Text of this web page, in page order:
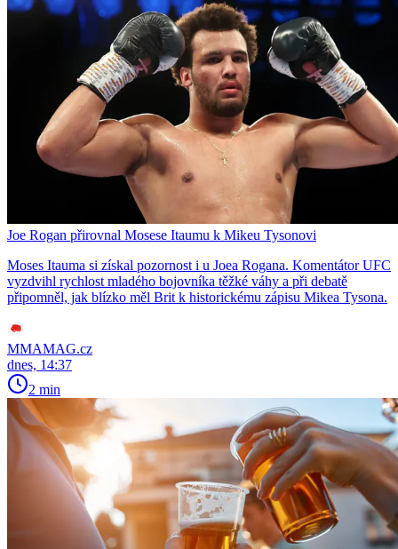
Joe Rogan přirovnal Mosese Itaumu k Mikeu Tysonovi
Moses Itauma si získal pozornost i u Joea Rogana. Komentátor UFC
vyzdvihl rychlost mladého bojovníka těžké váhy a při debatě
připomněl, jak blízko měl Brit k historickému zápisu Mikea Tysona.
MMAMAG.cz
dnes, 14:37
2 min